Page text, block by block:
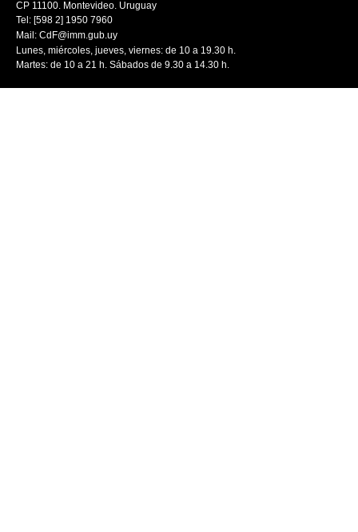
CP 11100. Montevideo. Uruguay
Tel: [598 2] 1950 7960
Mail: CdF@imm.gub.uy
Lunes, miércoles, jueves, viernes: de 10 a 19.30 h.
Martes: de 10 a 21 h. Sábados de 9.30 a 14.30 h.